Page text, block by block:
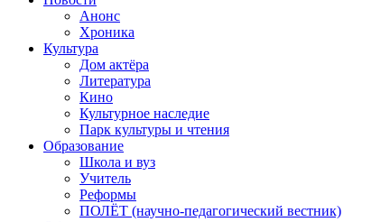
Анонс
Хроника
Культура
Дом актёра
Литература
Кино
Культурное наследие
Парк культуры и чтения
Образование
Школа и вуз
Учитель
Реформы
ПОЛЁТ (научно-педагогический вестник)